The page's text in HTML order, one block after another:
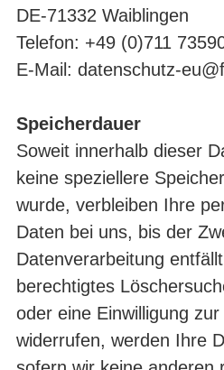
DE-71332 Waiblingen
Telefon: +49 (0)711
E-Mail: datenschutz-
Speicherdauer
Soweit innerhalb dieser
keine speziellere
wurde, verbleiben Ihre
Daten bei uns, bis der
Datenverarbeitung
berechtigtes
oder eine Einwilligung
widerrufen, werden Ihre